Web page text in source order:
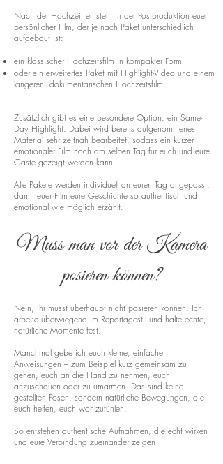
Nach der Hochzeit entsteht in der Postproduktion euer
persönlicher Film, der je nach Paket unterschiedlich
aufgebaut ist:
ein klassischer Hochzeitsfilm in kompakter Form
oder ein erweitertes Paket mit Highlight-Video und einem
längeren, dokumentarischen Hochzeitsfilm
Zusätzlich gibt es eine besondere Option: ein Same-
Day Highlight. Dabei wird bereits aufgenommenes
Material sehr zeitnah bearbeitet, sodass ein kurzer
emotionaler Film noch am selben Tag für euch und eure
Gäste gezeigt werden kann.
Alle Pakete werden individuell an euren Tag angepasst,
damit euer Film eure Geschichte so authentisch und
emotional wie möglich erzählt.
Muss man vor der Kamera
posieren können?
Nein, ihr müsst überhaupt nicht posieren können. Ich
arbeite überwiegend im Reportagestil und halte echte,
natürliche Momente fest.
Manchmal gebe ich euch kleine, einfache
Anweisungen – zum Beispiel kurz gemeinsam zu
gehen, euch an die Hand zu nehmen, euch
anzuschauen oder zu umarmen. Das sind keine
gestellten Posen, sondern natürliche Bewegungen, die
euch helfen, euch wohlzufühlen.
So entstehen authentische Aufnahmen, die echt wirken
und eure Verbindung zueinander zeigen